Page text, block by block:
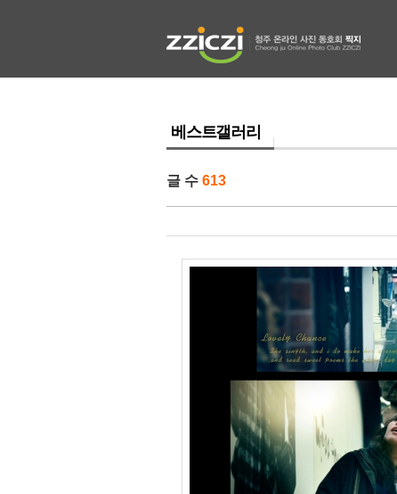
베스트갤러리
글 수 613